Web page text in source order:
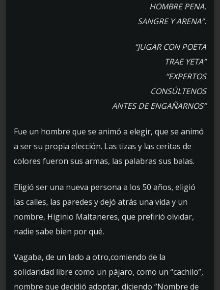
HOMBRE PENA.
SANGRE Y ARENA”.
“JUGAR CON POETA
TRAE YETA”
“EXPERTOS
CONSÚLTENOS
ANTES DE ENGAÑARNOS”
Fue un hombre que se animó a elegir, que se animó
a ser su propia elección. Las tizas y las ceritas de
colores fueron sus armas, las palabras sus balas.
Eligió ser una nueva persona a los 50 años, eligió
las calles, las paredes y dejó atrás una vida y un
nombre, Higinio Maltaneres, que prefirió olvidar,
nadie sabe bien por qué.
Vagaba, de un lado a otro,comiendo de la
solidaridad libre como un pájaro, como un “cachilo”,
nombre que decidió adoptar, diciendo “Nombre de